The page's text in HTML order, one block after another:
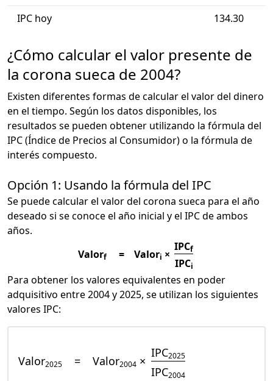
IPC hoy 134.30
¿Cómo calcular el valor presente de
la corona sueca de 2004?
Existen diferentes formas de calcular el valor del dinero
en el tiempo. Según los datos disponibles, los
resultados se pueden obtener utilizando la fórmula del
IPC (Índice de Precios al Consumidor) o la fórmula de
interés compuesto.
Opción 1: Usando la fórmula del IPC
Se puede calcular el valor del corona sueca para el año
deseado si se conoce el año inicial y el IPC de ambos
años.
Valorf = Valori ×
IPCf
IPCi
Para obtener los valores equivalentes en poder
adquisitivo entre 2004 y 2025, se utilizan los siguientes
valores IPC:
Valor2025 = Valor2004 ×
IPC2025
IPC2004